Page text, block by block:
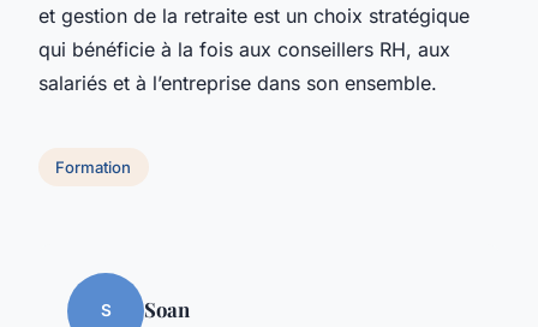
et gestion de la retraite est un choix stratégique
qui bénéficie à la fois aux conseillers RH, aux
salariés et à l’entreprise dans son ensemble.
Formation
S Soan